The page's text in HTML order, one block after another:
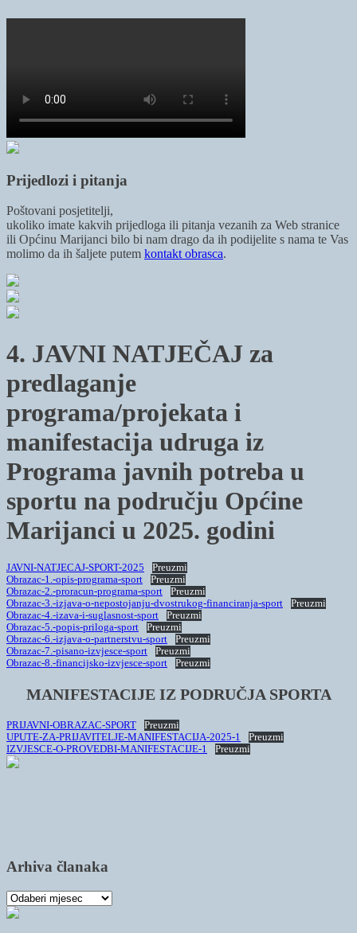
Prijedlozi i pitanja
Poštovani posjetitelji,
ukoliko imate kakvih prijedloga ili pitanja vezanih za Web stranice
ili Općinu Marijanci bilo bi nam drago da ih podijelite s nama te Vas
molimo da ih šaljete putem kontakt obrasca.
4. JAVNI NATJEČAJ za
predlaganje
programa/projekata i
manifestacija udruga iz
Programa javnih potreba u
sportu na području Općine
Marijanci u 2025. godini
JAVNI-NATJECAJ-SPORT-2025
Preuzmi
Obrazac-1.-opis-programa-sport
Preuzmi
Obrazac-2.-proracun-programa-sport
Preuzmi
Obrazac-3.-izjava-o-nepostojanju-dvostrukog-financiranja-sport
Preuzmi
Obrazac-4.-izava-i-suglasnost-sport
Preuzmi
Obrazac-5.-popis-priloga-sport
Preuzmi
Obrazac-6.-izjava-o-partnerstvu-sport
Preuzmi
Obrazac-7.-pisano-izvjesce-sport
Preuzmi
Obrazac-8.-financijsko-izvjesce-sport
Preuzmi
MANIFESTACIJE IZ PODRUČJA SPORTA
PRIJAVNI-OBRAZAC-SPORT
Preuzmi
UPUTE-ZA-PRIJAVITELJE-MANIFESTACIJA-2025-1
Preuzmi
IZVJESCE-O-PROVEDBI-MANIFESTACIJE-1
Preuzmi
Arhiva članaka
Arhiva
članaka